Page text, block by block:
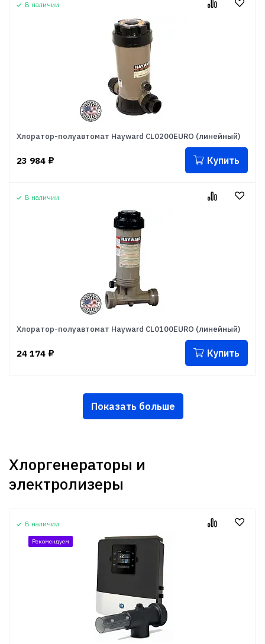
В наличии
Хлоратор-полуавтомат Hayward CL0200EURO (линейный)
23 984 ₽ Купить
В наличии
Хлоратор-полуавтомат Hayward CL0100EURO (линейный)
24 174 ₽ Купить
Показать больше
Хлоргенераторы и
электролизеры
В наличии
Рекомендуем